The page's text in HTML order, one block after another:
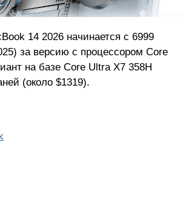
14 2026 начинается с 6999
за версию с процессором Core
на базе Core Ultra X7 358H
(около $1319).